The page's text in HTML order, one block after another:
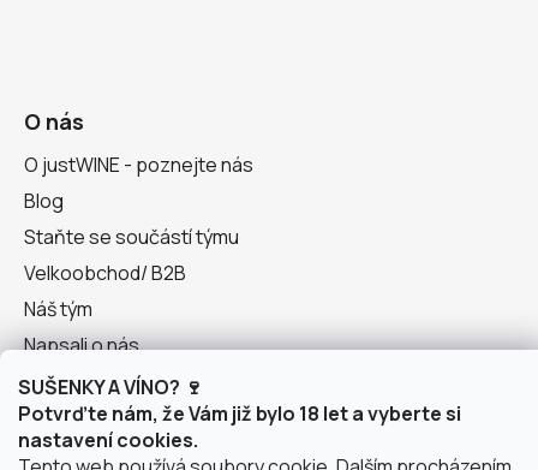
SUŠENKY A VÍNO? 🍷
Potvrďte nám, že Vám již bylo 18 let a vyberte si
nastavení cookies.
O nás
O justWINE - poznejte nás
Blog
Staňte se součástí týmu
Velkoobchod/ B2B
Náš tým
Napsali o nás
Naše wine bary